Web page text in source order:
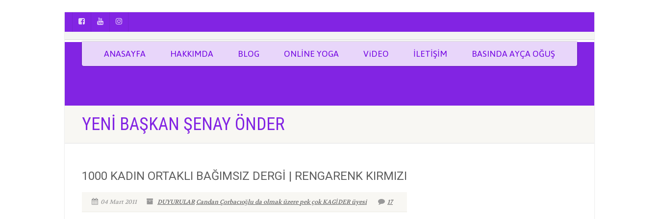
AYÇA OĞUŞ || YOGA | BOZCAADA | FOTOĞRAF
ANASAYFA HAKKIMDA BLOG ONLİNE YOGA ViDEO İLETİŞİM BASINDA AYÇA OĞUŞ
YENI BAŞKAN ŞENAY ÖNDER
1000 KADIN ORTAKLI BAĞIMSIZ DERGİ | RENGARENK KIRMIZI
04 Mart 2011 DUYURULAR Candan Çorbacıoğlu da olmak üzere pek çok KAGİDER üyesi 17